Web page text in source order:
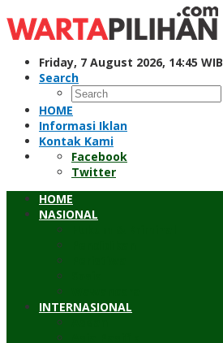
to
content
Friday, 7 August 2026, 14:45 WIB
Search
HOME
Informasi Iklan
Kontak Kami
Facebook
Twitter
HOME
NASIONAL
INTERNASIONAL